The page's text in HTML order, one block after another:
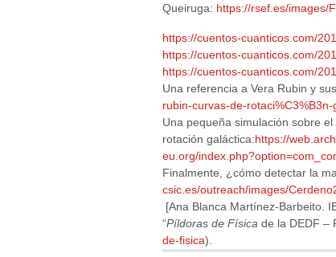
Queiruga: https://rsef.es/images/
https://cuentos-cuanticos.com/
https://cuentos-cuanticos.com/
https://cuentos-cuanticos.com/
Una referencia a Vera Rubin y
rubin-curvas-de-
Una pequeña simulación sobre
rotación galáctica:https://
eu.org/
Finalmente, ¿cómo detectar la
csic.es/outreach/images/
[Ana Blanca Martínez-Barbeito.
“Píldoras de Física de la DEDF –
de-fisica).